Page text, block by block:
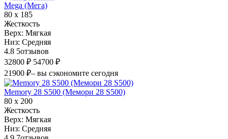
Mega (Мега)
80 х 185
Жесткость
Верх: Мягкая
Низ: Средняя
4.8 5отзывов
32800 ₽ 54700 ₽
21900 ₽– вы сэкономите сегодня
Memory 28 S500 (Мемори 28 S500)
80 х 200
Жесткость
Верх: Мягкая
Низ: Средняя